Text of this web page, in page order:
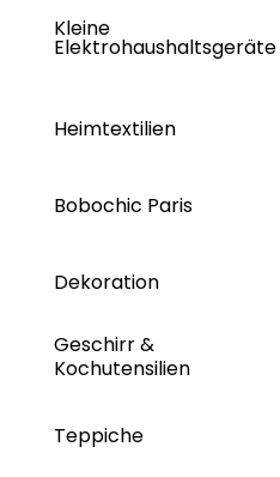
Kleine
Elektrohaushaltsgeräte
Heimtextilien
Bobochic Paris
Dekoration
Geschirr &
Kochutensilien
Teppiche